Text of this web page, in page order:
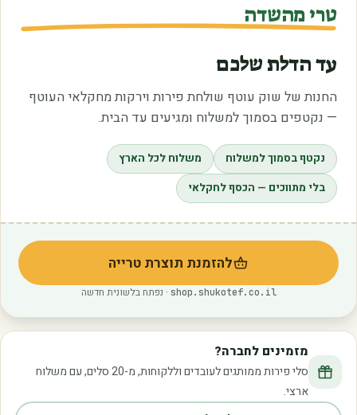
טרי מהשדה
עד הדלת שלכם
החנות של שוק עוטף שולחת פירות וירקות מחקלאי העוטף
— נקטפים בסמוך למשלוח ומגיעים עד הבית.
נקטף בסמוך למשלוח
משלוח לכל הארץ
בלי מתווכים — הכסף לחקלאי
להזמנת תוצרת טרייה
(נפתח בלשונית חדשה)
shop.shukotef.co.il · נפתח בלשונית חדשה
מזמינים לחברה?
סלי פירות ממותגים לעובדים וללקוחות, מ-20 סלים, עם משלוח
ארצי.